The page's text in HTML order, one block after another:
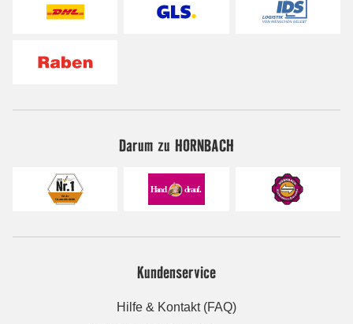
Darum zu HORNBACH
Kundenservice
Hilfe & Kontakt (FAQ)